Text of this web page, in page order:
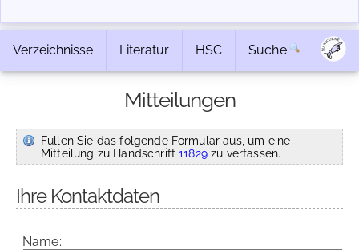
Verzeichnisse Literatur HSC Suche
Mitteilungen
Füllen Sie das folgende Formular aus, um eine
Mitteilung zu Handschrift11829zu verfassen.
Ihre Kontaktdaten
Name: